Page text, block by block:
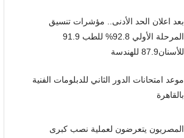
بعد اعلان الحد الأدنى.. مؤشرات تنسيق
المرحلة الأولي 92.8% للطب 91.9
للأسنان87.9 للهندسة
موعد امتحانات الدور الثاني للدبلومات الفنية
بالقاهرة
المصريون يتعرضون لعملية نصب كبرى